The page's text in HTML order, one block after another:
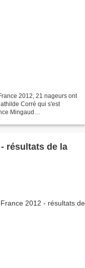
2012, 21 nageurs ont
Corré qui s'est
Mingaud
résultats de la